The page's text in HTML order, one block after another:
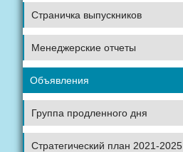
Страничка выпускников
Менеджерские отчеты
Объявления
Группа продленного дня
Стратегический план 2021-2025